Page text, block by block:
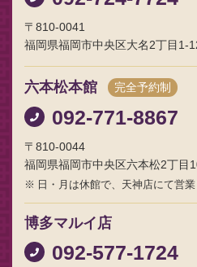
〒810-0041
福岡県福岡市中央区大名2丁目1-
六本松本館 完全予約制
092-771-8867
〒810-0044
福岡県福岡市中央区六本松2丁目
日・月は休館で、天神店にて営業
博多マルイ店
092-577-1724